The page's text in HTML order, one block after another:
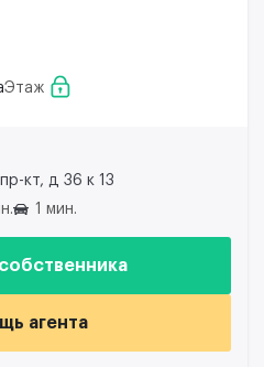
Этаж
кт, д 36 к 13
1 мин.
агента